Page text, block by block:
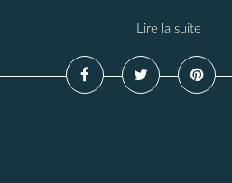
Lire la suite